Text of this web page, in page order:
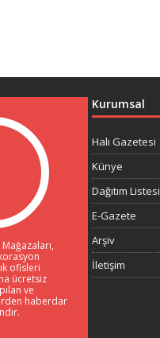
Mağazaları,
ofisleri
ücretsiz
ve
haberdar
Kurumsal
Halı Gazetesi
Künye
Dağıtım Listesi
E-Gazete
Arşiv
İletişim